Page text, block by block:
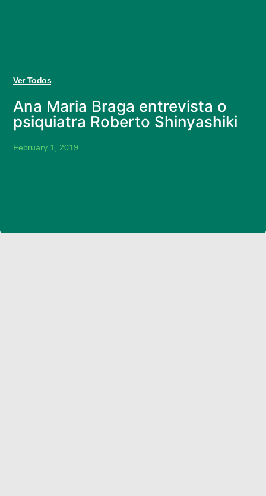
Ver Todos
Ana Maria Braga entrevista o
psiquiatra Roberto Shinyashiki
February 1, 2019